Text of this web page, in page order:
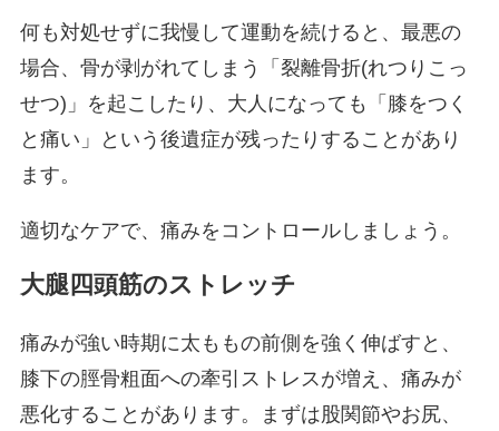
何も対処せずに我慢して運動を続けると、最悪の
場合、骨が剥がれてしまう「裂離骨折(れつりこっ
せつ)」を起こしたり、大人になっても「膝をつく
と痛い」という後遺症が残ったりすることがあり
ます。
適切なケアで、痛みをコントロールしましょう。
大腿四頭筋のストレッチ
痛みが強い時期に太ももの前側を強く伸ばすと、
膝下の脛骨粗面への牽引ストレスが増え、痛みが
悪化することがあります。まずは股関節やお尻、